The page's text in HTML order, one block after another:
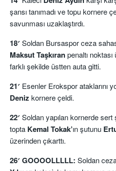
şansı tanımadı ve topu kornere
savunması uzaklaştırdı.
18′Soldan Bursaspor ceza
Maksut Taşkıranpenaltı
farklı şekilde üstten auta gitti.
21′ Esenler Erokspor ataklarını
Deniz kornere çeldi.
22′Soldan yapılan kornerde
topta Kemal Tokak’ın şutunu
üzerinden çıkarttı.
26′ GOOOOLLLLL: Soldan